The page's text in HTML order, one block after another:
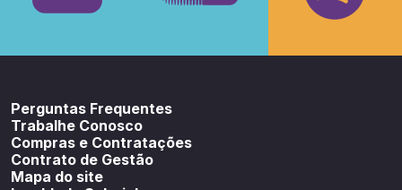
Perguntas Frequentes
Trabalhe Conosco
Compras e Contratações
Contrato de Gestão
Mapa do site